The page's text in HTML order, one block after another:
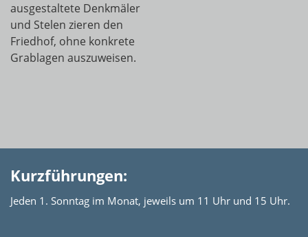
ausgestaltete Denkmäler
und Stelen zieren den
Friedhof, ohne konkrete
Grablagen auszuweisen.
Kurzführungen:
Jeden 1. Sonntag im Monat, jeweils um 11 Uhr und 15 Uhr.